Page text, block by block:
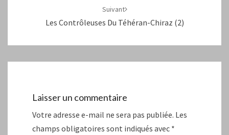
Suivant
Les Contrôleuses Du Téhéran-Chiraz (2)
Laisser un commentaire
Votre adresse e-mail ne sera pas publiée. Les
champs obligatoires sont indiqués avec *